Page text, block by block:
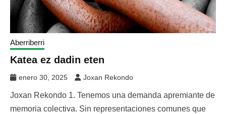
Aberriberri
Katea ez dadin eten
enero 30, 2025 Joxan Rekondo
Joxan Rekondo 1. Tenemos una demanda apremiante de
memoria colectiva. Sin representaciones comunes que